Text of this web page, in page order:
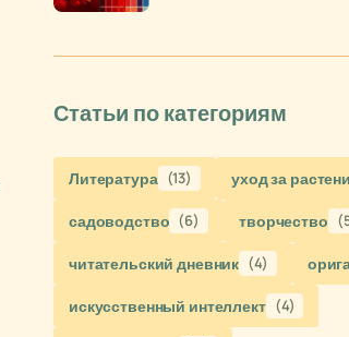
Статьи по категориям
Литература (13) уход за
садоводство (6) творчество
читательский дневник (4)
искусственный интеллект (4)